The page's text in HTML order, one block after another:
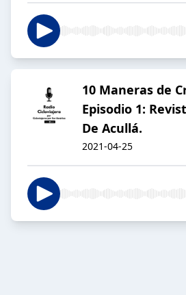
10 Maneras de
Episodio 1:
De Acullá.
2021-04-25